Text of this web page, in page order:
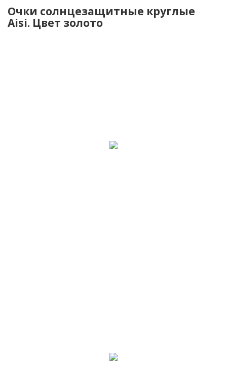
Очки солнцезащитные круглые
Aisi. Цвет золото